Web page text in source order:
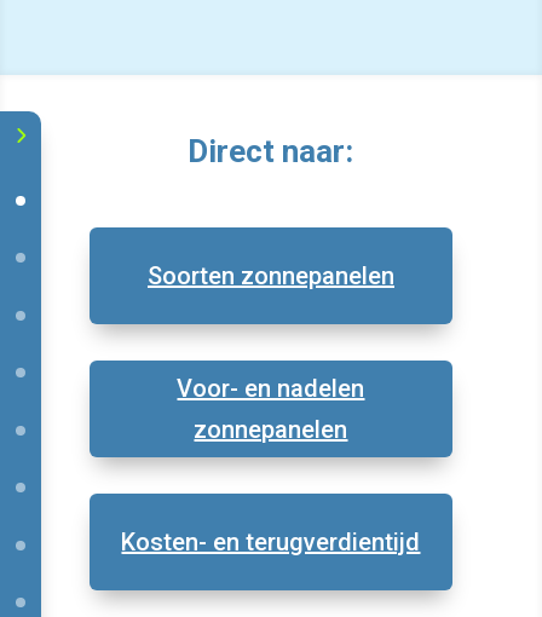
Direct naar:
Soorten zonnepanelen
Voor- en nadelen
zonnepanelen
Kosten- en terugverdientijd